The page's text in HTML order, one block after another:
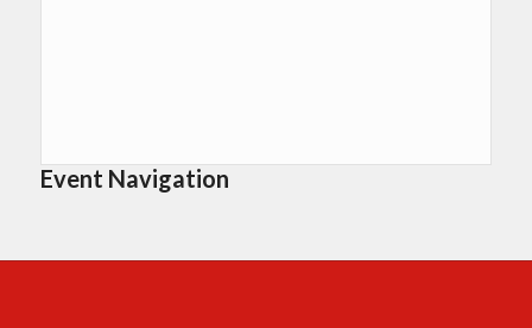
Event Navigation